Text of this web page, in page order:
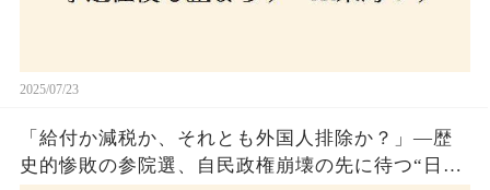
2025/07/23
「給付か減税か、それとも外国人排除か？」―歴
史的惨敗の参院選、自民政権崩壊の先に待つ“日本